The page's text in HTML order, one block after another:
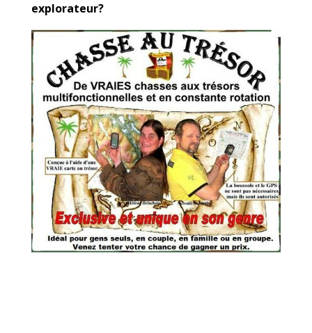
explorateur?